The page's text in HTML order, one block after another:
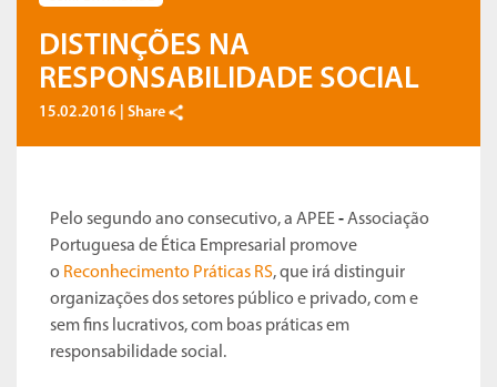
DISTINÇÕES NA
RESPONSABILIDADE SOCIAL
15.02.2016 | Share
Pelo segundo ano consecutivo, a APEE-Associação
Portuguesa de Ética Empresarial promove
o Reconhecimento Práticas RS, que irá distinguir
organizações dos setores público e privado, com e
sem fins lucrativos, com boas práticas em
responsabilidade social.